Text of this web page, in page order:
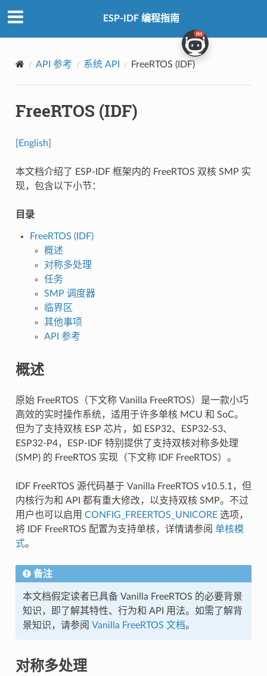
ESP-IDF 编程指南
API 参考 系统 API FreeRTOS (IDF)
FreeRTOS (IDF)
[English]
本文档介绍了 ESP-IDF 框架内的 FreeRTOS 双核 SMP 实
现，包含以下小节：
目录
FreeRTOS (IDF)
概述
对称多处理
任务
SMP 调度器
临界区
其他事项
API 参考
概述
原始 FreeRTOS（下文称 Vanilla FreeRTOS）是一款小巧
高效的实时操作系统，适用于许多单核 MCU 和 SoC。
但为了支持双核 ESP 芯片，如 ESP32、ESP32-S3、
ESP32-P4，ESP-IDF 特别提供了支持双核对称多处理
(SMP) 的 FreeRTOS 实现（下文称 IDF FreeRTOS）。
IDF FreeRTOS 源代码基于 Vanilla FreeRTOS v10.5.1，但
内核行为和 API 都有重大修改，以支持双核 SMP。不过
用户也可以启用 CONFIG_FREERTOS_UNICORE选项，
将 IDF FreeRTOS 配置为支持单核，详情请参阅 单核模
式。
备注
本文档假定读者已具备 Vanilla FreeRTOS 的必要背景
知识，即了解其特性、行为和 API 用法。如需了解背
景知识，请参阅 Vanilla FreeRTOS 文档。
对称多处理